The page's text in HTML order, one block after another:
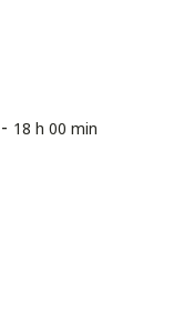
- 18 h 00 min